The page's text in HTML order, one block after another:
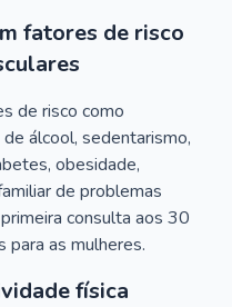
fatores de risco
de risco como
álcool, sedentarismo,
obesidade,
de problemas
consulta aos 30
para as mulheres.
física